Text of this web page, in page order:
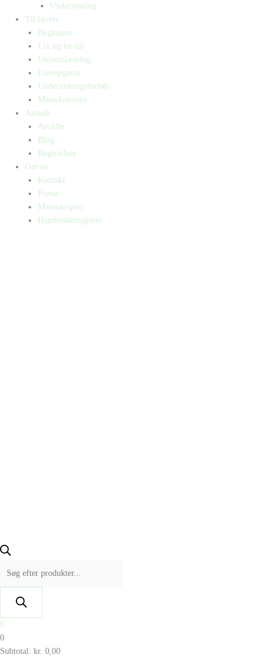
Undervisning
Til lærere
Bogkasser
Lix og let-tal
Universlæsning
Elevopgaver
Undervisningsforløb
Messekalender
Aktuelt
Artikler
Blog
Bogtrailere
Om os
Kontakt
Presse
Manuskripter
Handelsbetingelser
0
0
Subtotal: kr. 0,00